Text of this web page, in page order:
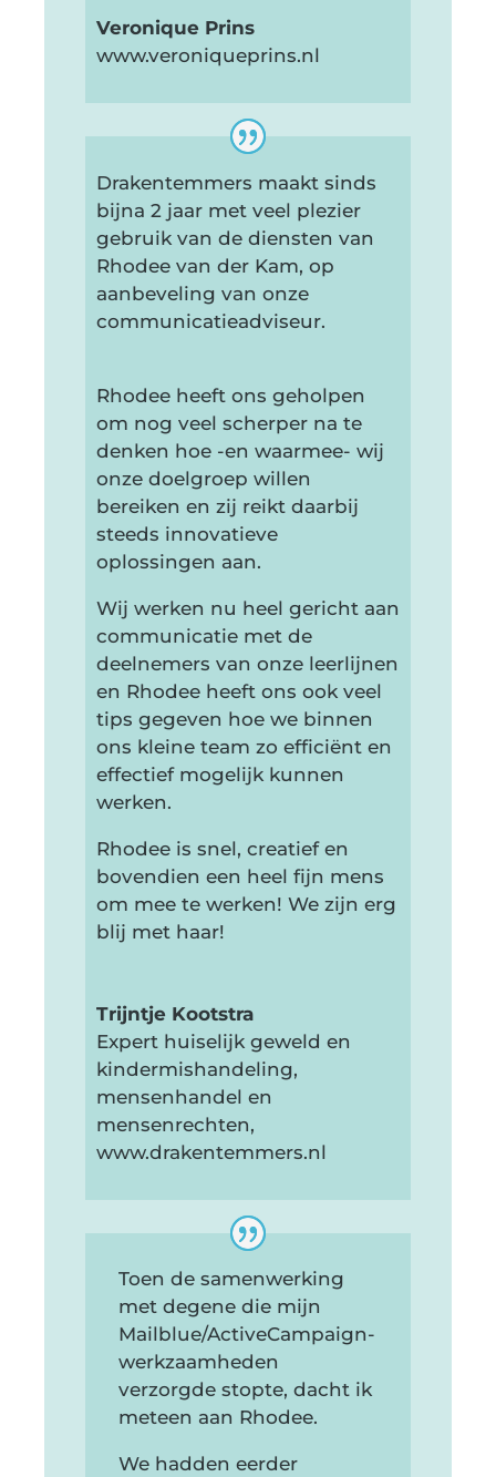
Veronique Prins
www.veroniqueprins.nl
Drakentemmers maakt sinds
bijna 2 jaar met veel plezier
gebruik van de diensten van
Rhodee van der Kam, op
aanbeveling van onze
communicatieadviseur.
Rhodee heeft ons geholpen
om nog veel scherper na te
denken hoe -en waarmee- wij
onze doelgroep willen
bereiken en zij reikt daarbij
steeds innovatieve
oplossingen aan.
Wij werken nu heel gericht aan
communicatie met de
deelnemers van onze leerlijnen
en Rhodee heeft ons ook veel
tips gegeven hoe we binnen
ons kleine team zo efficiënt en
effectief mogelijk kunnen
werken.
Rhodee is snel, creatief en
bovendien een heel fijn mens
om mee te werken! We zijn erg
blij met haar!
Trijntje Kootstra
Expert huiselijk geweld en
kindermishandeling,
mensenhandel en
mensenrechten,
www.drakentemmers.nl
Toen de samenwerking
met degene die mijn
Mailblue/ActiveCampaign-
werkzaamheden
verzorgde stopte, dacht ik
meteen aan Rhodee.
We hadden eerder